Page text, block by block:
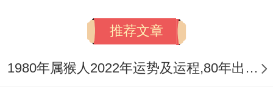
推荐文章
1980年属猴人2022年运势及运程,80年出生的42岁属猴2022年每月运程详解